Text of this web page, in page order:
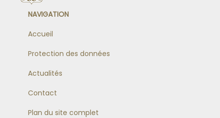
NAVIGATION
Accueil
Protection des données
Actualités
Contact
Plan du site complet